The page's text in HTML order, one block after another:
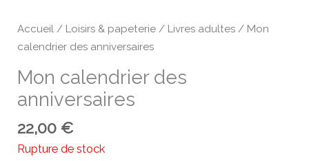
Accueil / Loisirs & papeterie / Livres adultes / Mon
calendrier des anniversaires
Mon calendrier des
anniversaires
22,00€
Rupture de stock